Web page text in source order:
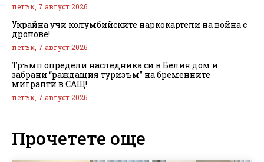
петък, 7 август 2026
Украйна учи колумбийските наркокартели на война с
дронове!
петък, 7 август 2026
Тръмп определи наследника си в Белия дом и
забрани “раждащия туризъм” на бременните
мигранти в САЩ!
петък, 7 август 2026
Прочетете още